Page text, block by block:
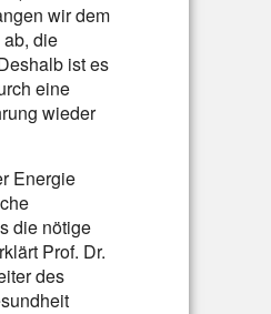
wir dem
die
ist es
eine
wieder
Energie
die nötige
Prof. Dr.
des